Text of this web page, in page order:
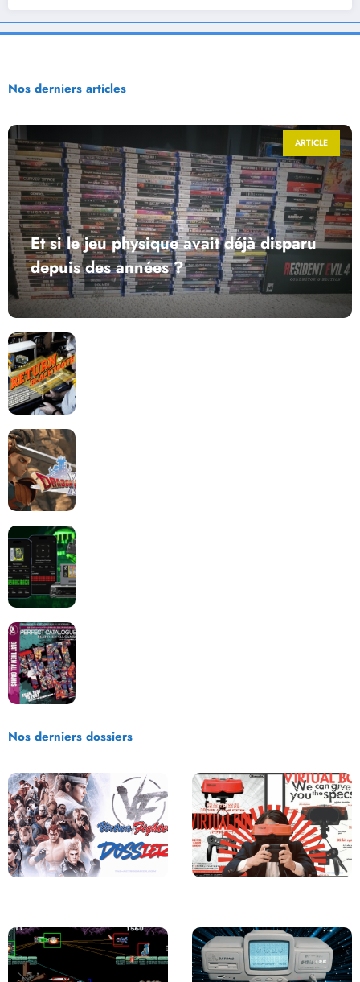
Nos derniers articles
ARTICLE
Et si le jeu physique avait déjà disparu
depuis des années ?
Nos derniers dossiers